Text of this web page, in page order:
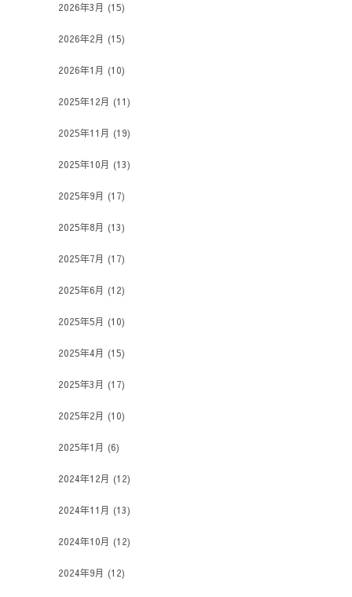
2026年3月 (15)
2026年2月 (15)
2026年1月 (10)
2025年12月 (11)
2025年11月 (19)
2025年10月 (13)
2025年9月 (17)
2025年8月 (13)
2025年7月 (17)
2025年6月 (12)
2025年5月 (10)
2025年4月 (15)
2025年3月 (17)
2025年2月 (10)
2025年1月 (6)
2024年12月 (12)
2024年11月 (13)
2024年10月 (12)
2024年9月 (12)